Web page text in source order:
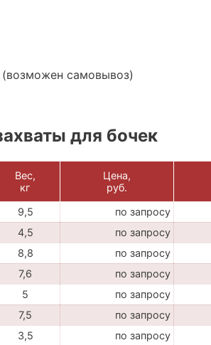
самовывоз)
для бочек
Вес,
кг
Цена,
руб.
9,5
по запросу
4,5
по запросу
8,8
по запросу
7,6
по запросу
5
по запросу
7,5
по запросу
3,5 по запросу